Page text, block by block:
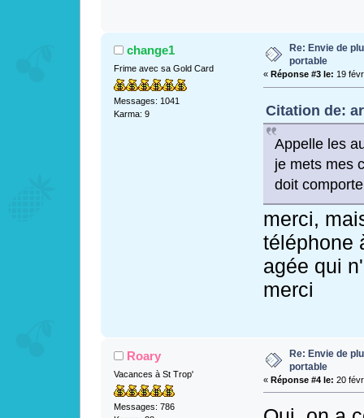
change1
Frime avec sa Gold Card
Messages: 1041
Karma: 9
Re: Envie de
portable
« Réponse #3 le: 19
Citation de:
Appelle les
je mets mes
doit
merci,
téléphone
agée qui
merci
Roary
Vacances à St Trop'
Messages: 786
Re: Envie de
portable
« Réponse #4 le: 20